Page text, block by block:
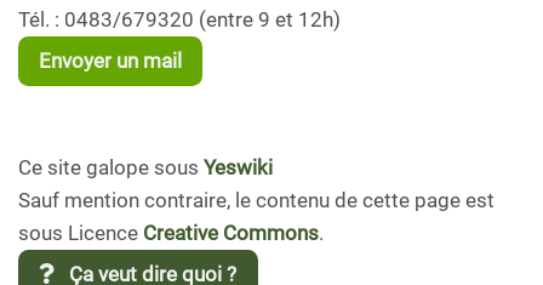
Tél. : 0483/679320 (entre 9 et 12h)
Envoyer un mail
Ce site galope sous Yeswiki
Sauf mention contraire, le contenu de cette page est
sous Licence Creative Commons.
Ça veut dire quoi ?